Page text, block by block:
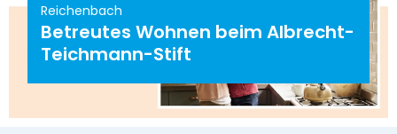
Reichenbach
Betreutes Wohnen beim Albrecht-
Teichmann-Stift